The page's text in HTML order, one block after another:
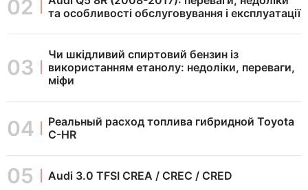
та особливості обслуговування і експлуатації
Чи шкідливий спиртовий бензин із
використанням етанолу: недоліки, переваги,
міфи
Реальный расход топлива гибридной Toyota
C-HR
Audi 3.0 TFSI CREA / CREC / CRED